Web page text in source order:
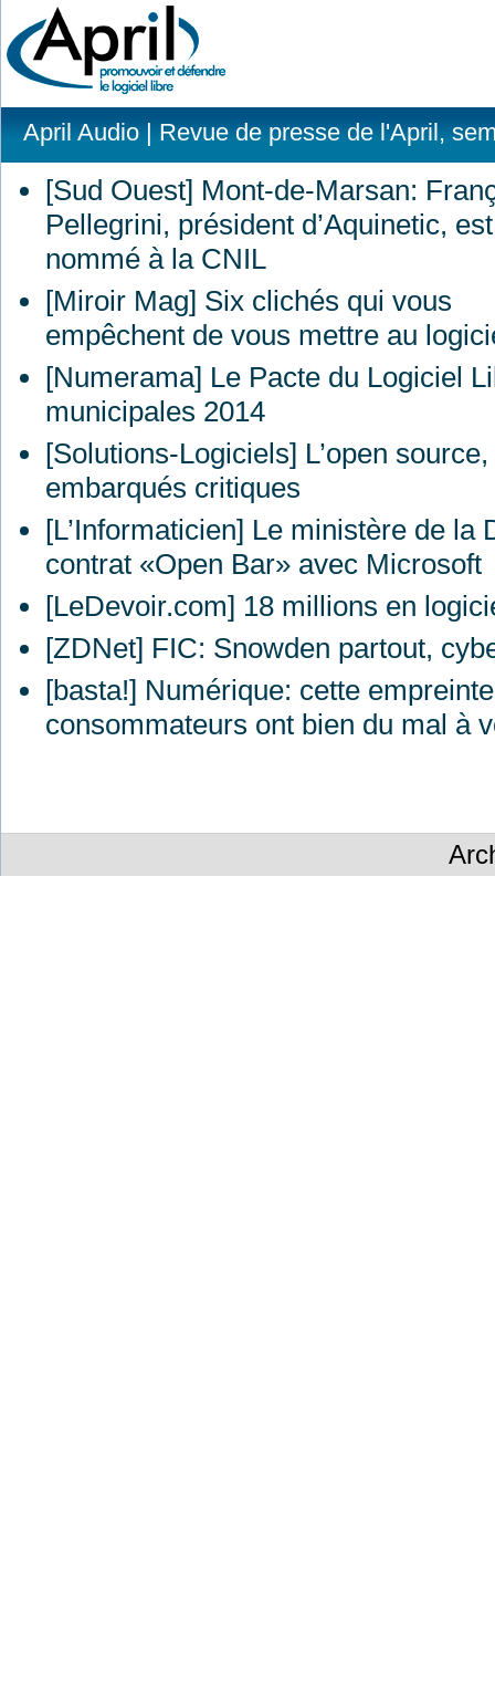
April Audio| Revue de presse de l'April,
[Sud Ouest] Mont-de-Marsan:
Pellegrini, président d’Aquinetic, est
nommé à la CNIL
[Miroir Mag] Six clichés qui vous
empêchent de vous mettre au
[Numerama] Le Pacte du Logiciel
municipales 2014
[Solutions-Logiciels] L’open
embarqués critiques
[L’Informaticien] Le ministère de la
contrat «Open Bar» avec Microsoft
[LeDevoir.com] 18 millions en
[ZDNet] FIC: Snowden partout,
[basta!] Numérique: cette
consommateurs ont bien du mal à